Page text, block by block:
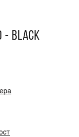
- BLACK